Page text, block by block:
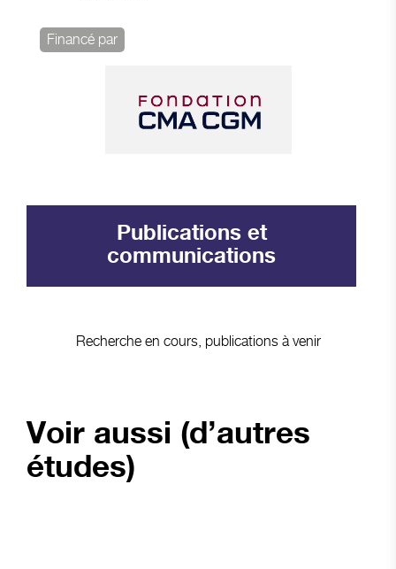
Financé par
Publications et
communications
Recherche en cours, publications à venir
Voir aussi (d’autres
études)